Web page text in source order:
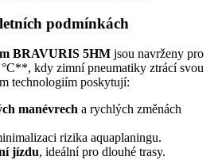
podmínkách
BRAVURIS 5HM jsou navrženy pro
kdy zimní pneumatiky ztrácí svou
technologiím poskytují:
manévrech a rychlých změnách
rizika aquaplaningu.
jízdu, ideální pro dlouhé trasy.